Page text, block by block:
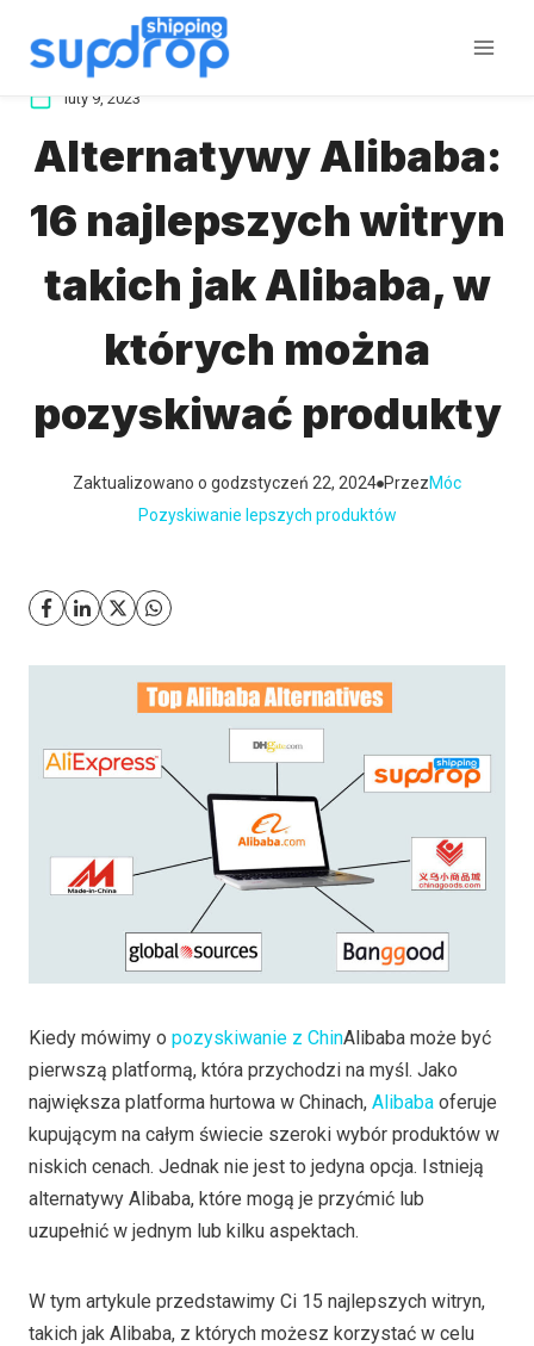
luty 9, 2023
Alternatywy Alibaba:
16 najlepszych witryn
takich jak Alibaba, w
których można
pozyskiwać produkty
Zaktualizowano o godzstyczeń 22, 2024 PrzezMóc
Pozyskiwanie lepszych produktów
Kiedy mówimy o pozyskiwanie z ChinAlibaba może być
pierwszą platformą, która przychodzi na myśl. Jako
największa platforma hurtowa w Chinach, Alibaba oferuje
kupującym na całym świecie szeroki wybór produktów w
niskich cenach. Jednak nie jest to jedyna opcja. Istnieją
alternatywy Alibaba, które mogą je przyćmić lub
uzupełnić w jednym lub kilku aspektach.
W tym artykule przedstawimy Ci 15 najlepszych witryn,
takich jak Alibaba, z których możesz korzystać w celu